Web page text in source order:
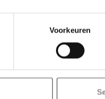
Voorkeuren